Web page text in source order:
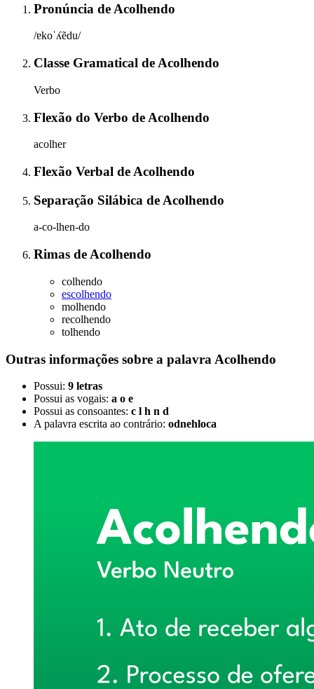
Pronúncia de Acolhendo
/ɐkoˈʎẽdu/
Classe Gramatical de Acolhendo
Verbo
Flexão do Verbo de Acolhendo
acolher
Flexão Verbal de Acolhendo
Separação Silábica de Acolhendo
a-co-lhen-do
Rimas de Acolhendo
colhendo
escolhendo
molhendo
recolhendo
tolhendo
Outras informações sobre a palavra Acolhendo
Possui: 9 letras
Possui as vogais: a o e
Possui as consoantes: c l h n d
A palavra escrita ao contrário: odnehloca